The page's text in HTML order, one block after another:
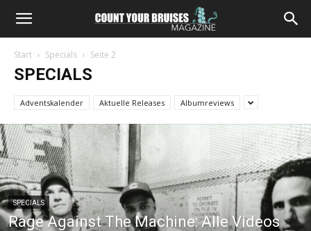
Start Specials Seite 2
SPECIALS
Adventskalender Aktuelle Releases Albumreviews
SPECIALS
Rage Against The Machine: Alle Videos